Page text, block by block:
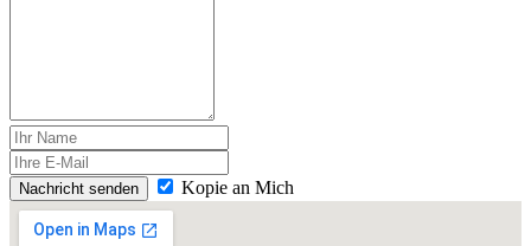
Kopie an Mich